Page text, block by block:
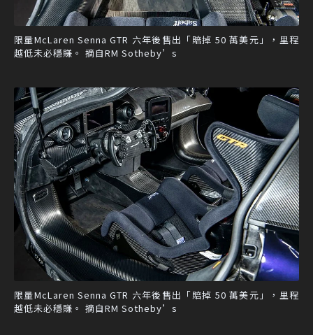
限量McLaren Senna GTR 六年後售出「賠掉 50 萬美元」，里程
越低未必穩賺。 摘自RM Sotheby’s
限量McLaren Senna GTR 六年後售出「賠掉 50 萬美元」，里程
越低未必穩賺。 摘自RM Sotheby’s